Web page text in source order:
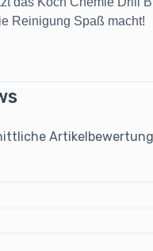
Reinigung Spaß macht!
Artikelbewertung